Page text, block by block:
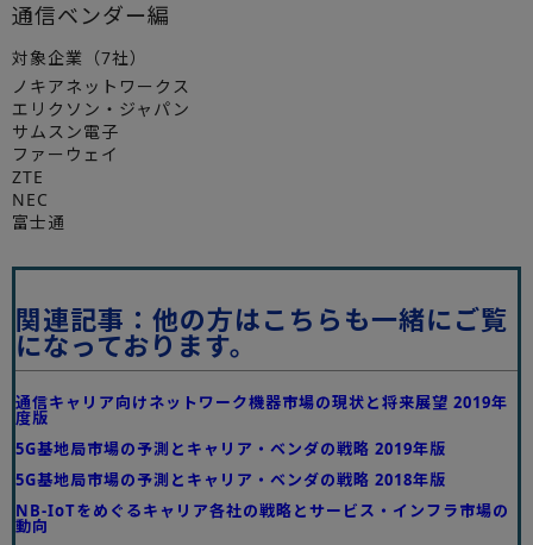
通信ベンダー編
対象企業（7社）
ノキアネットワークス
エリクソン・ジャパン
サムスン電子
ファーウェイ
ZTE
NEC
富士通
関連記事：他の方はこちらも一緒にご覧
になっております。
通信キャリア向けネットワーク機器市場の現状と将来展望 2019年
度版
5G基地局市場の予測とキャリア・ベンダの戦略 2019年版
5G基地局市場の予測とキャリア・ベンダの戦略 2018年版
NB-IoTをめぐるキャリア各社の戦略とサービス・インフラ市場の
動向